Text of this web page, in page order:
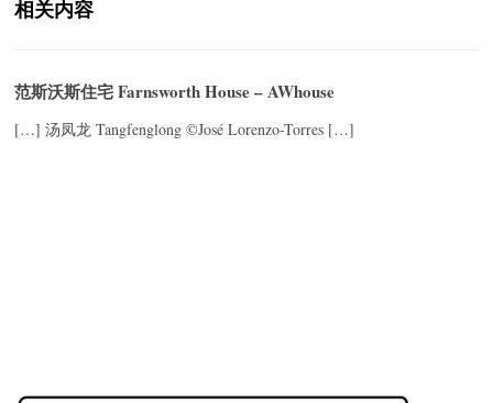
相关内容
范斯沃斯住宅 Farnsworth House – AWhouse
[…] 汤凤龙 Tangfenglong ©José Lorenzo-Torres […]